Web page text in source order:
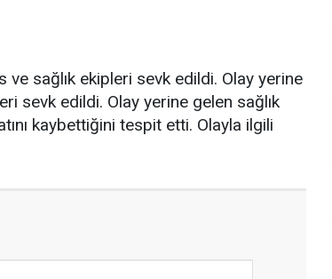
sağlık ekipleri sevk edildi. Olay yerine
sevk edildi. Olay yerine gelen sağlık
kaybettiğini tespit etti. Olayla ilgili